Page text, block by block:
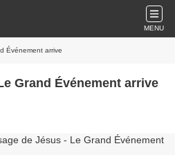
MENU
Événement arrive
Grand Événement arrive